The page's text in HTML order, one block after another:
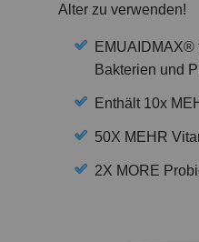
Alter zu verwenden!
EMUAIDMAX®
Bakterien und
Enthält 10x
50X MEHR
2X MORE